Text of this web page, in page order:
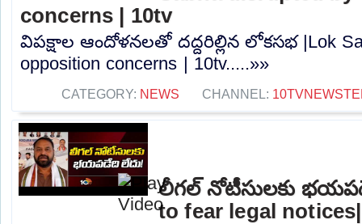
concerns | 10tv
విపక్షాల ఆందోళనలతో దద్దరిల్లిన లోకసభ |Lok
opposition concerns | 10tv.....»»
CATEGORY: NEWS CHANNEL:
లీగల్ నోటీసులకు
to fear legal